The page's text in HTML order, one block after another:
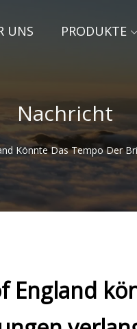
UNS PRODUKTE
Nachricht
Könnte Das Tempo Der
England